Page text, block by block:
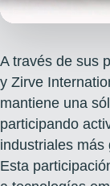
A través de sus
y Zirve
mantiene una
participando
industriales más
Esta